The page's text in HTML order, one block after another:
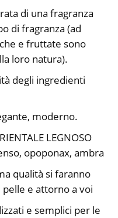
di una fragranza
di fragranza (ad
e fruttate sono
loro natura).
degli ingredienti
moderno.
LEGNOSO
opoponax, ambra
qualità si faranno
e attorno a voi
e semplici per le